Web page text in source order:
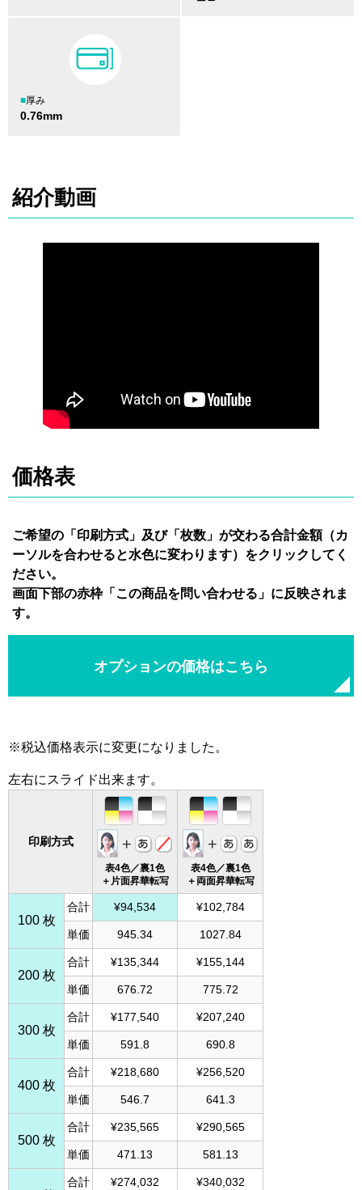
■厚み
0.76mm
紹介動画
価格表
ご希望の「印刷方式」及び「枚数」が交わる合計金額（カ
ーソルを合わせると水色に変わります）をクリックしてく
ださい。
画面下部の赤枠「この商品を問い合わせる」に反映されま
す。
オプションの価格はこちら
※税込価格表示に変更になりました。
左右にスライド出来ます。
印刷方式
表4色／裏1色
＋片面昇華転写
表4色／裏1色
＋両面昇華転写
100 枚
合計 ¥94,534 ¥102,784
単価 945.34 1027.84
200 枚
合計 ¥135,344 ¥155,144
単価 676.72 775.72
300 枚
合計 ¥177,540 ¥207,240
単価 591.8 690.8
400 枚
合計 ¥218,680 ¥256,520
単価 546.7 641.3
500 枚
合計 ¥235,565 ¥290,565
単価 471.13 581.13
合計 ¥274,032 ¥340,032